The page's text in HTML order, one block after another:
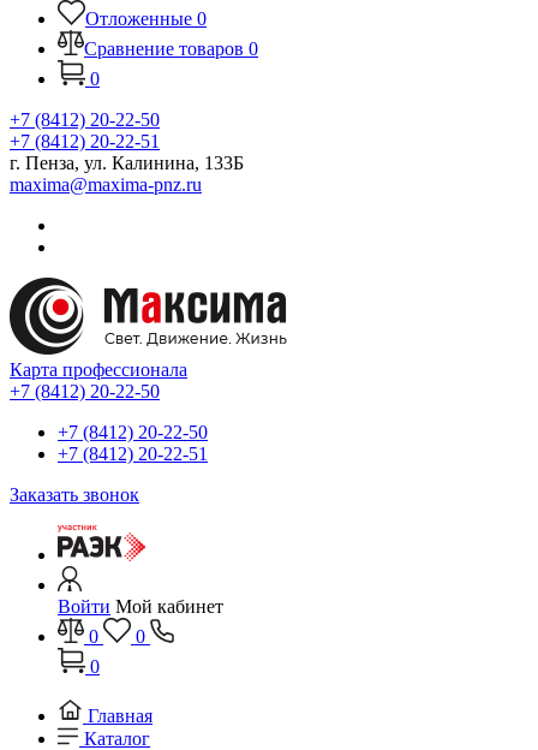
Отложенные 0
Сравнение товаров 0
0
+7 (8412) 20-22-50
+7 (8412) 20-22-51
г. Пенза, ул. Калинина, 133Б
maxima@maxima-pnz.ru
Карта профессионала
+7 (8412) 20-22-50
+7 (8412) 20-22-50
+7 (8412) 20-22-51
Заказать звонок
Войти Мой кабинет
0
0
0
Главная
Каталог